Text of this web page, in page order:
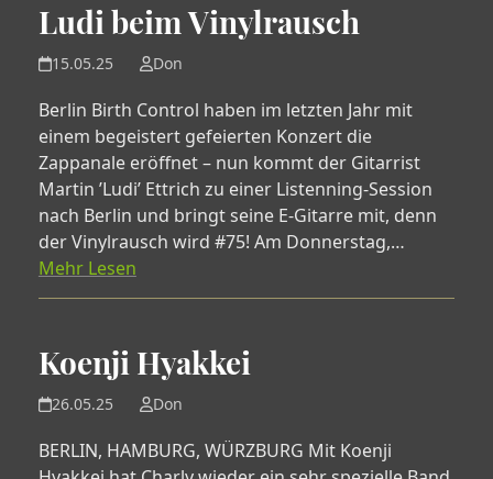
Ludi beim Vinylrausch
15.05.25 Don
Berlin Birth Control haben im letzten Jahr mit
einem begeistert gefeierten Konzert die
Zappanale eröffnet – nun kommt der Gitarrist
Martin ’Ludi’ Ettrich zu einer Listenning-Session
nach Berlin und bringt seine E-Gitarre mit, denn
der Vinylrausch wird #75! Am Donnerstag,…
Mehr Lesen
Koenji Hyakkei
26.05.25 Don
BERLIN, HAMBURG, WÜRZBURG Mit Koenji